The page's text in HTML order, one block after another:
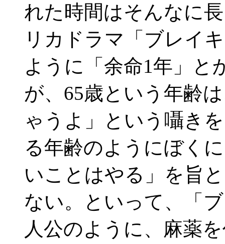
れた時間はそんなに
リカドラマ「ブレイ
ように「余命1年」と
が、65歳という年齢
ゃうよ」という囁き
る年齢のようにぼく
いことはやる」を旨
ない。といって、「
人公のように、麻薬